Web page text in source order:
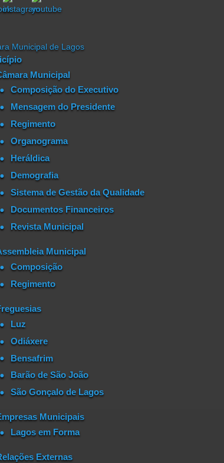
Municipal
Composição do Executivo
Mensagem do Presidente
Regimento
Organograma
Heráldica
Demografia
Sistema de Gestão da Qualidade
Documentos Financeiros
Revista Municipal
Municipal
Composição
Regimento
Luz
Odiáxere
Bensafrim
Barão de São João
São Gonçalo de Lagos
Municipais
Lagos em Forma
Externas